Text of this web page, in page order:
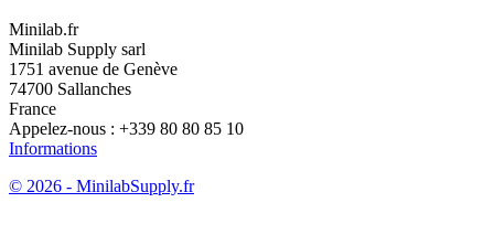
Minilab.fr
Minilab Supply sarl
1751 avenue de Genève
74700 Sallanches
France
Appelez-nous : +339 80 80 85 10
Informations
© 2026 - MinilabSupply.fr